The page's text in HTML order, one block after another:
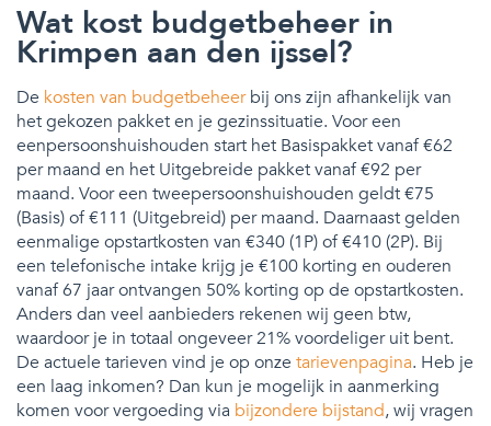
Wat kost budgetbeheer in
Krimpen aan den ijssel?
De kosten van budgetbeheerbij ons zijn afhankelijk van
het gekozen pakket en je gezinssituatie. Voor een
eenpersoonshuishouden start het Basispakket vanaf €62
per maand en het Uitgebreide pakket vanaf €92 per
maand. Voor een tweepersoonshuishouden geldt €75
(Basis) of €111 (Uitgebreid) per maand. Daarnaast gelden
eenmalige opstartkosten van €340 (1P) of €410 (2P). Bij
een telefonische intake krijg je €100 korting en ouderen
vanaf 67 jaar ontvangen 50% korting op de opstartkosten.
Anders dan veel aanbieders rekenen wij geen btw,
waardoor je in totaal ongeveer 21% voordeliger uit bent.
De actuele tarieven vind je op onze tarievenpagina. Heb je
een laag inkomen? Dan kun je mogelijk in aanmerking
komen voor vergoeding via bijzondere bijstand, wij vragen